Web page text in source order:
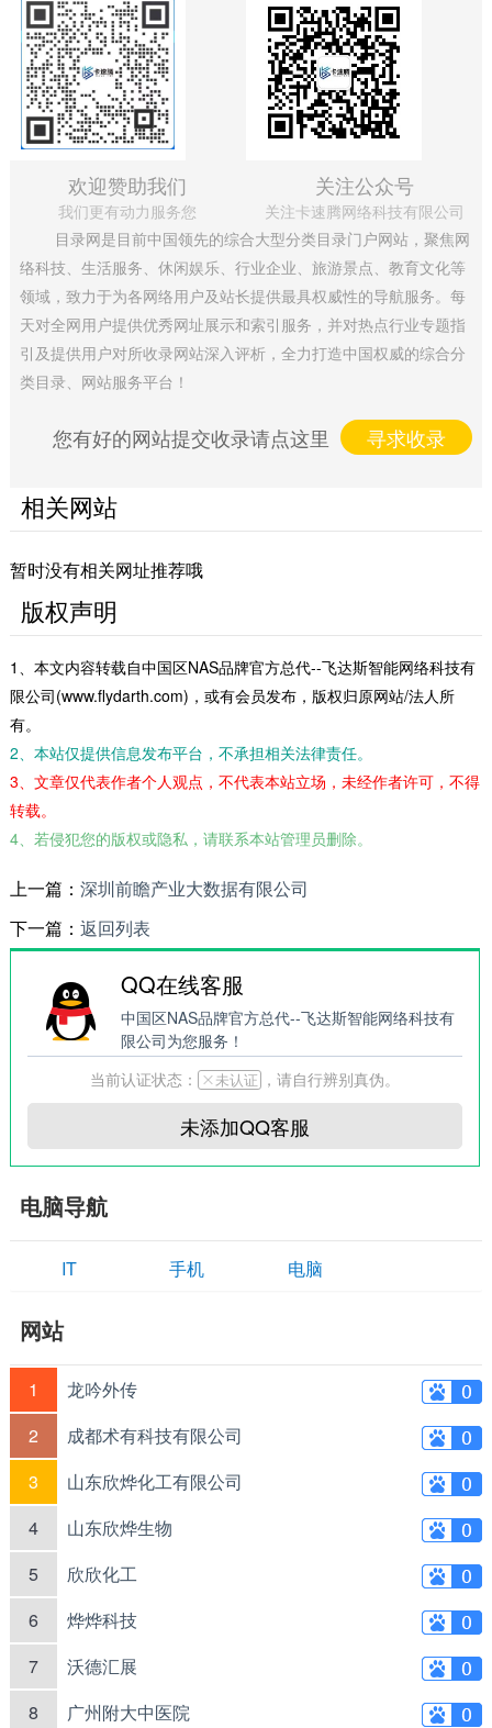
欢迎赞助我们
我们更有动力服务您
关注公众号
关注卡速腾网络科技有限公司
目录网是目前中国领先的综合大型分类目录门户网站，聚焦网
络科技、生活服务、休闲娱乐、行业企业、旅游景点、教育文化等
领域，致力于为各网络用户及站长提供最具权威性的导航服务。每
天对全网用户提供优秀网址展示和索引服务，并对热点行业专题指
引及提供用户对所收录网站深入评析，全力打造中国权威的综合分
类目录、网站服务平台！
您有好的网站提交收录请点这里 寻求收录
相关网站
暂时没有相关网址推荐哦
版权声明
1、本文内容转载自中国区NAS品牌官方总代--飞达斯智能网络科技有
限公司(www.flydarth.com)，或有会员发布，版权归原网站/法人所
有。
2、本站仅提供信息发布平台，不承担相关法律责任。
3、文章仅代表作者个人观点，不代表本站立场，未经作者许可，不得
转载。
4、若侵犯您的版权或隐私，请联系本站管理员删除。
上一篇： 深圳前瞻产业大数据有限公司
下一篇： 返回列表
QQ在线客服
中国区NAS品牌官方总代--飞达斯智能网络科技有
限公司为您服务！
当前认证状态：
ဆ未认证 ，请自行辨别真伪。
未添加QQ客服
电脑导航
IT 手机 电脑
网站
1
龙吟外传
2
成都术有科技有限公司
3
山东欣烨化工有限公司
4
山东欣烨生物
5
欣欣化工
6
烨烨科技
7
沃德汇展
8
广州附大中医院